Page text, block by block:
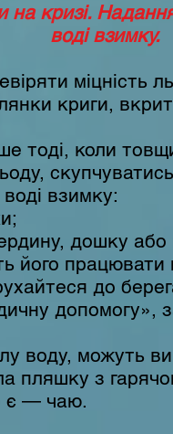
на кризі.
воді взимку.
міцність
криги,
тоді, коли
взимку:
дошку
його
до
допомогу»,
воду, можуть
пляшку з
є — чаю.